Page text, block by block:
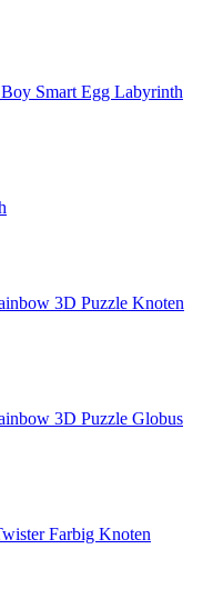
Smart Egg Labyrinth
3D Puzzle Knoten
3D Puzzle Globus
Farbig Knoten